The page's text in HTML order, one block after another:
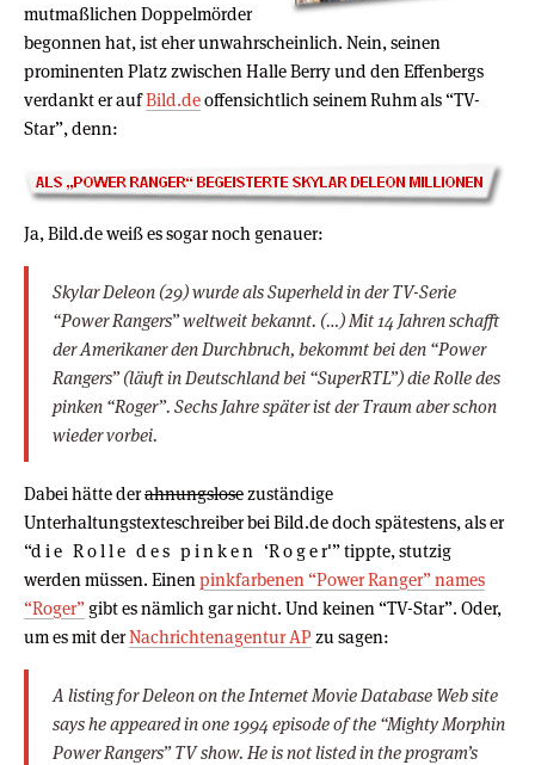
mutmaßlichen Doppelmörder
begonnen hat, ist eher unwahrscheinlich. Nein, seinen
prominenten Platz zwischen Halle Berry und den Effenbergs
verdankt er aufBild.deoffensichtlich seinem Ruhm als “TV-
Star”, denn:
Ja, Bild.de weiß es sogar noch genauer:
Skylar Deleon (29) wurde als Superheld in der TV-Serie
“Power Rangers” weltweit bekannt. (…) Mit 14 Jahren schafft
der Amerikaner den Durchbruch, bekommt bei den “Power
Rangers” (läuft in Deutschland bei “SuperRTL”) die Rolle des
pinken “Roger”. Sechs Jahre später ist der Traum aber schon
wieder vorbei.
Dabei hätte derahnungslose zuständige
Unterhaltungstexteschreiber bei Bild.de doch spätestens, als er
“d i e R o l l e d e s p i n k e n ‘R o g e r'” tippte, stutzig
werden müssen. Einen pinkfarbenen “Power Ranger” names
“Roger”gibt es nämlich gar nicht. Und keinen “TV-Star”. Oder,
um es mit derNachrichtenagentur AP zu sagen:
A listing for Deleon on the Internet Movie Database Web site
says he appeared in one 1994 episode of the “Mighty Morphin
Power Rangers” TV show. He is not listed in the program’s